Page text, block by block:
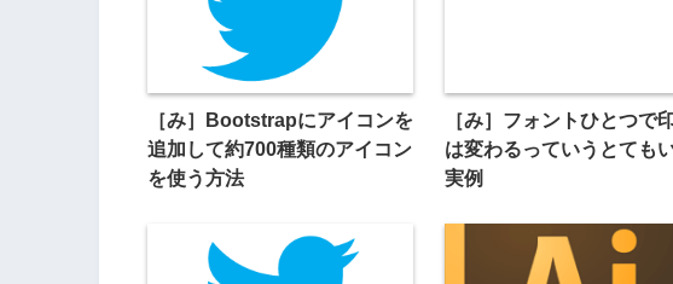
［み］Bootstrapにアイコンを
追加して約700種類のアイコン
を使う方法
［み］フォントひとつで
は変わるっていうとても
実例